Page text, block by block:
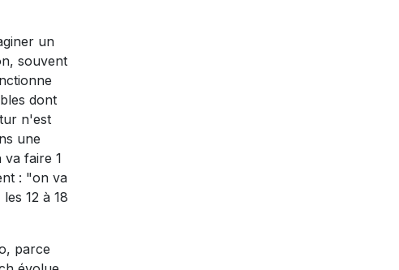
un
souvent
dont
n'est
une
faire 1
: "on va
12 à 18
parce